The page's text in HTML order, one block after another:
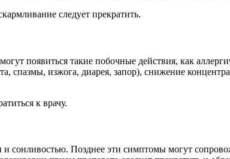
следует прекратить.
появиться такие побочные действия, как
спазмы, изжога, диарея, запор), снижение
к врачу.
и сонливостью. Позднее эти симптомы могут